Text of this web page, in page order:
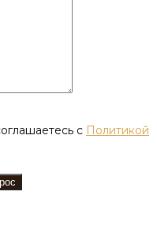
с Политикой